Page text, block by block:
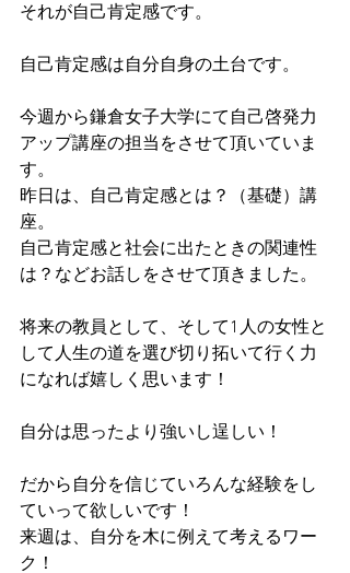
それが自己肯定感です。
自己肯定感は自分自身の土台です。
今週から鎌倉女子大学にて自己啓発力
アップ講座の担当をさせて頂いていま
す。
昨日は、自己肯定感とは？（基礎）講
座。
自己肯定感と社会に出たときの関連性
は？などお話しをさせて頂きました。
将来の教員として、そして1人の女性と
して人生の道を選び切り拓いて行く力
になれば嬉しく思います！
自分は思ったより強いし逞しい！
だから自分を信じていろんな経験をし
ていって欲しいです！
来週は、自分を木に例えて考えるワー
ク！